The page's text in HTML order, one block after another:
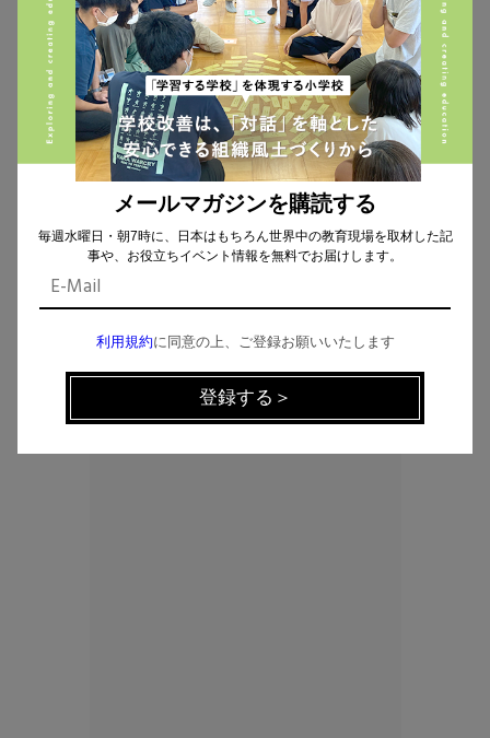
CHECK THE NEWS ON SNS
Facebook
メールマガジンを購読する
毎週水曜日・朝7時に、日本はもちろん世界中の教育現場を取材した記
事や、お役立ちイベント情報を無料でお届けします。
利用規約に同意の上、ご登録お願いいたします